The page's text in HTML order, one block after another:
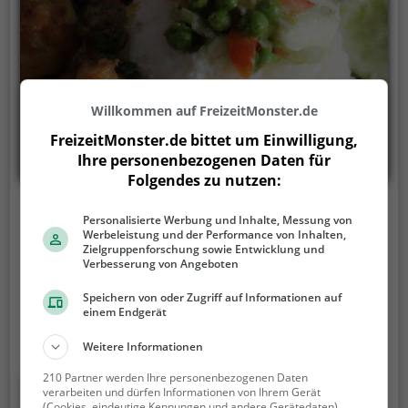
Dok Khun
Maria-Theresia-Straße 16, 4600 Wels
die Welt der thailändischen und asiatischen Küche.
Hier genießt man eine vielfältige Auswahl an
Getränken und Speisen, darunter vegetarische,
vegane und sogar Biogerichte. Ob man Lust auf
würziges Curry oder leichte vegetarische Gerichte
Mehr erfahren
Willkommen auf FreizeitMonster.de
FreizeitMonster.de bittet um Einwilligung,
Ihre personenbezogenen Daten für
Folgendes zu nutzen:
Personalisierte Werbung und Inhalte, Messung von
Werbeleistung und der Performance von Inhalten,
Zielgruppenforschung sowie Entwicklung und
Verbesserung von Angeboten
Speichern von oder Zugriff auf Informationen auf
einem Endgerät
Weitere Informationen
210 Partner werden Ihre personenbezogenen Daten
verarbeiten und dürfen Informationen von Ihrem Gerät